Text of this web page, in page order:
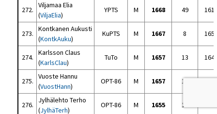
272.
Viljamaa Elia
(ViljaElia)
YPTS M 1668 49
273.
Kontkanen Aukusti
(KontkAuku)
KuPTS M 1667 8
274.
Karlsson Claus
(KarlsClau)
TuTo M 1657 13
275.
Vuoste Hannu
(VuostHann)
OPT-86 M 1657 18
276.
Jylhälehto Terho
(JylhäTerh)
OPT-86 M 1655 19